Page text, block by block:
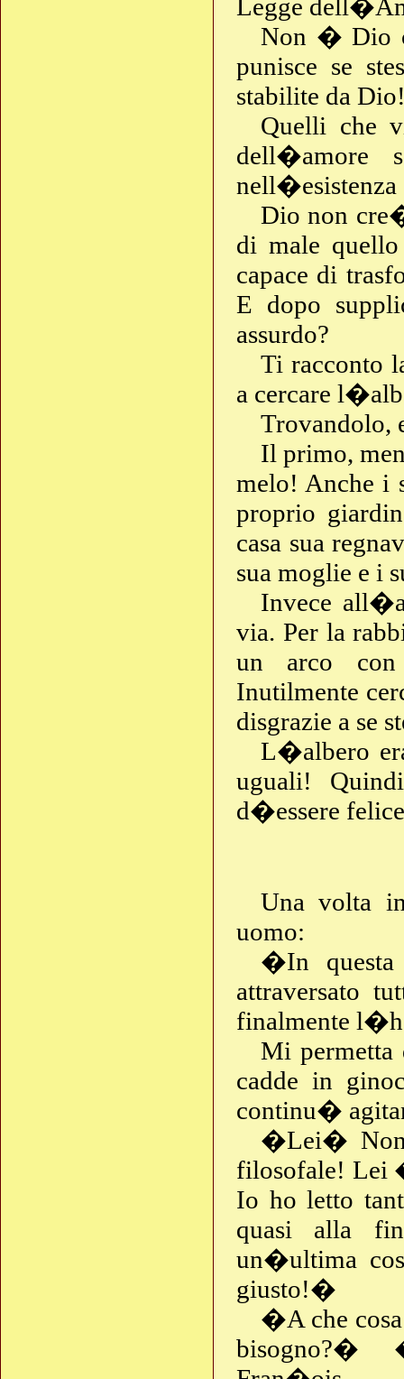
Legge
Non � Dio
punisce se
stabilite da
Quelli che
dell�amore
nell�esistenza
Dio non
di male
capace di
E dopo
assurdo?
Ti racconto
a cercare
Trovandolo,
Il primo,
melo! Anche i
proprio
casa sua
sua moglie e i
Invece
via. Per la
un arco
Inutilmente
disgrazie a se
L�albero
uguali!
d�essere
Una volta
uomo:
�In
attraversato
finalmente
Mi
cadde in
continu�
�Lei� Non
filosofale! Lei
Io ho letto
quasi alla
un�ultima
giusto!�
�A che
bisogno?�